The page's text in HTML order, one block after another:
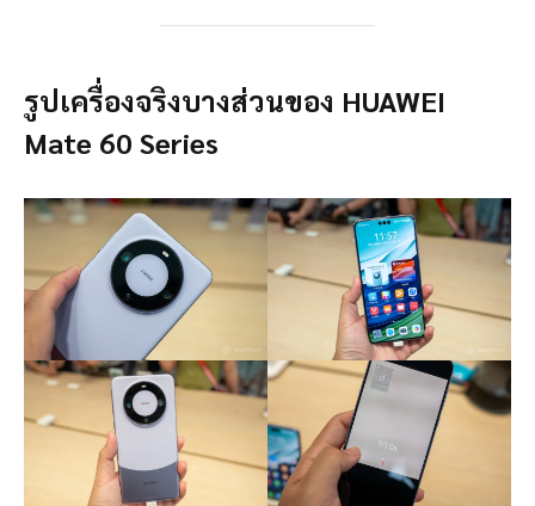
รูปเครื่องจริงบางส่วนของ HUAWEI
Mate 60 Series